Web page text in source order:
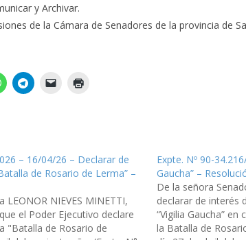
y Archivar.
de la Cámara de Senadores de la provincia de
– 16/04/26 – Declarar de
de Rosario de Lerma” –
LEONOR NIEVES MINETTI,
el Poder Ejecutivo declare
"Batalla de Rosario de
Expte. Nº 90-
Gaucha” –
De la señora
declarar de interés
“Vigilia Gaucha”
la Batalla de